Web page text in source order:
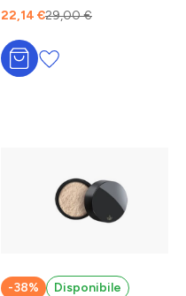
22,14 €29,00 €
Aggiungi al carrello
-38% Disponibile